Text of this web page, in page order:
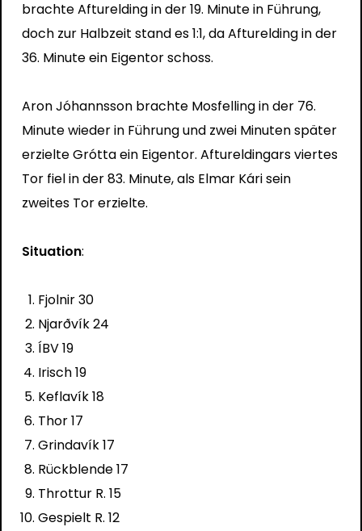
brachte Afturelding in der 19. Minute in Führung,
doch zur Halbzeit stand es 1:1, da Afturelding in der
36. Minute ein Eigentor schoss.
Aron Jóhannsson brachte Mosfelling in der 76.
Minute wieder in Führung und zwei Minuten später
erzielte Grótta ein Eigentor. Aftureldingars viertes
Tor fiel in der 83. Minute, als Elmar Kári sein
zweites Tor erzielte.
Situation:
Fjolnir 30
Njarðvík 24
ÍBV 19
Irisch 19
Keflavík 18
Thor 17
Grindavík 17
Rückblende 17
Throttur R. 15
Gespielt R. 12